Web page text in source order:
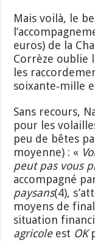
Mais voilà, le
euros) de la
Corrèze oublie
les
soixante‑mille
Sans recours,
pour les
peu de bêtes
moyenne) : « V
peut pas vous
accompagné
paysans(4),
moyens de
situation
agricoleest OK